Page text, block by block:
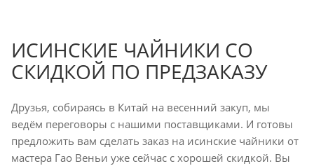
ИСИНСКИЕ ЧАЙНИКИ СО
СКИДКОЙ ПО ПРЕДЗАКАЗУ
Друзья, собираясь в Китай на весенний закуп, мы
ведём переговоры с нашими поставщиками. И готовы
предложить вам сделать заказ на исинские чайники от
мастера Гао Веньи уже сейчас с хорошей скидкой. Вы